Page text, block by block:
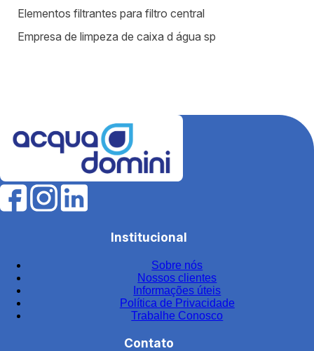
Elementos filtrantes para filtro central
Empresa de limpeza de caixa d água sp
Fábrica de filtros para tratamento de água
Fabricantes de elementos filtrantes
Filtro de água para indústria
Filtro de água industrial
Filtro de carvão ativado para água
Filtro de carvão ativado industrial
Filtro de carvão ativado para tratamento de água
Filtro de carvão preço
Institucional
Sobre nós
Nossos clientes
Informações úteis
Política de Privacidade
Trabalhe Conosco
Contato